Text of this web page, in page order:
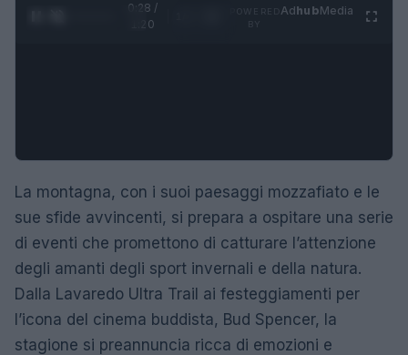
0:28 /
1:20
AdhubMedia
La montagna, con i suoi paesaggi mozzafiato e le
sue sfide avvincenti, si prepara a ospitare una serie
di eventi che promettono di catturare l’attenzione
degli amanti degli sport invernali e della natura.
Dalla Lavaredo Ultra Trail ai festeggiamenti per
l’icona del cinema buddista, Bud Spencer, la
stagione si preannuncia ricca di emozioni e